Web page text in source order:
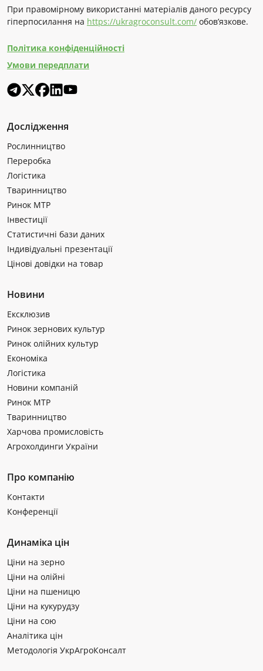
При правомірному використанні матеріалів даного ресурсу
гіперпосилання на https://ukragroconsult.com/ обов’язкове.
Політика конфіденційності
Умови передплати
Дослідження
Рослинництво
Переробка
Логістика
Тваринництво
Ринок МТР
Інвестиції
Статистичні бази даних
Індивідуальні презентації
Цінові довідки на товар
Новини
Ексклюзив
Ринок зернових культур
Ринок олійних культур
Економіка
Логістика
Новини компаній
Ринок МТР
Тваринництво
Харчова промисловість
Агрохолдинги України
Про компанію
Контакти
Конференції
Динаміка цін
Ціни на зерно
Ціни на олійні
Ціни на пшеницю
Ціни на кукурудзу
Ціни на сою
Аналітика цін
Методологія УкрАгроКонсалт